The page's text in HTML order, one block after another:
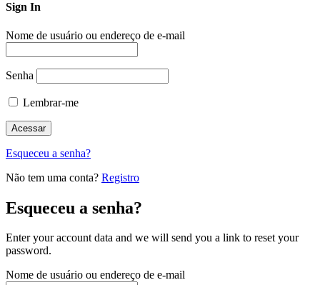
Sign In
Nome de usuário ou endereço de e-mail
Senha
Lembrar-me
Esqueceu a senha?
Não tem uma conta? Registro
Esqueceu a senha?
Enter your account data and we will send you a link to reset your
password.
Nome de usuário ou endereço de e-mail